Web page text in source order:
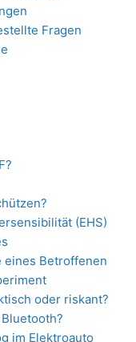
Fragen
(EHS)
eines Betroffenen
oder riskant?
im Elektroauto